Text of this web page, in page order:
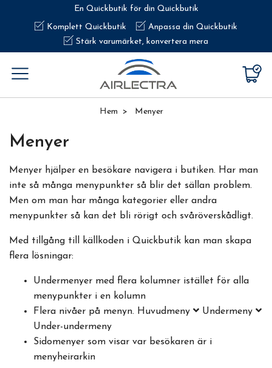
En Quickbutik för din Quickbutik
Komplett Quickbutik
Anpassa din Quickbutik
Stärk varumärket, konvertera mera
Hem Menyer
Menyer
Menyer hjälper en besökare navigera i butiken. Har man
inte så många menypunkter så blir det sällan problem.
Men om man har många kategorier eller andra
menypunkter så kan det bli rörigt och svåröverskådligt.
Med tillgång till källkoden i Quickbutik kan man skapa
flera lösningar:
Undermenyer med flera kolumner istället för alla
menypunkter i en kolumn
Flera nivåer på menyn. Huvudmeny
Undermeny
Under-undermeny
Sidomenyer som visar var besökaren är i
menyheirarkin